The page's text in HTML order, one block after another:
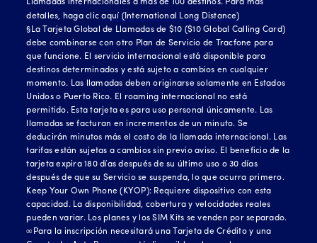
Llamadas internacionales a más de 100 destinos. Para más
detalles, haga clicaquí (International Long Distance)
§La Tarjeta Global de Llamadas de $10 ($10 Global Calling Card)
debe combinarse con otro Plan de Servicio de Tracfone para
que funcione. El servicio internacional está disponible para
destinos determinados y está sujeto a cambios en cualquier
momento. Las llamadas deben originarse solamente en Estados
Unidos o Puerto Rico. El roaming internacional no está
permitido. Esta tarjeta es para uso personal únicamente. Las
llamadas se facturan en incrementos de un minuto. Se
deducirán minutos más el costo de la llamada internacional. Las
tarifas están sujetas a cambios sin previo aviso. El beneficio de la
tarjeta expira 180 días después de su último uso o 30 días
después de que su Servicio se suspenda, lo que ocurra primero.
Keep Your Own Phone (KYOP): Requiere dispositivo con esta
capacidad. La disponibilidad, cobertura y velocidades reales
pueden variar. Los planes y los SIM Kits se venden por separado.
∞Para la inscripción necesitará una Tarjeta de Crédito y una